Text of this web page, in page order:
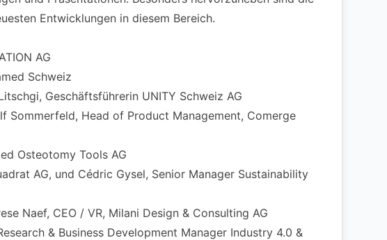
Entwicklungen in diesem Bereich.
AG
Schweiz
Geschäftsführerin UNITY Schweiz AG
Sommerfeld, Head of Product Management, Comerge
Osteotomy Tools AG
AG, und Cédric Gysel, Senior Manager Sustainability
Naef, CEO / VR, Milani Design & Consulting AG
& Business Development Manager Industry 4.0 &